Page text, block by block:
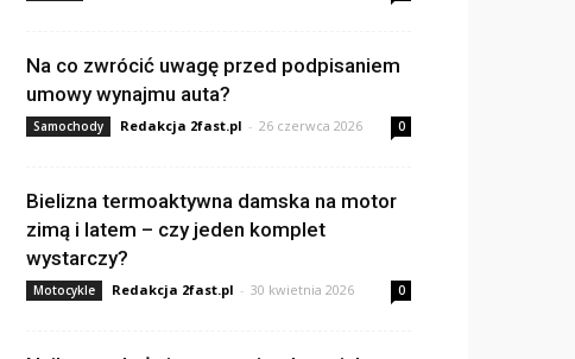
Na co zwrócić uwagę przed podpisaniem
umowy wynajmu auta?
Samochody Redakcja 2fast.pl - 26 czerwca 2026 0
Bielizna termoaktywna damska na motor
zimą i latem – czy jeden komplet
wystarczy?
Motocykle Redakcja 2fast.pl - 30 kwietnia 2026 0